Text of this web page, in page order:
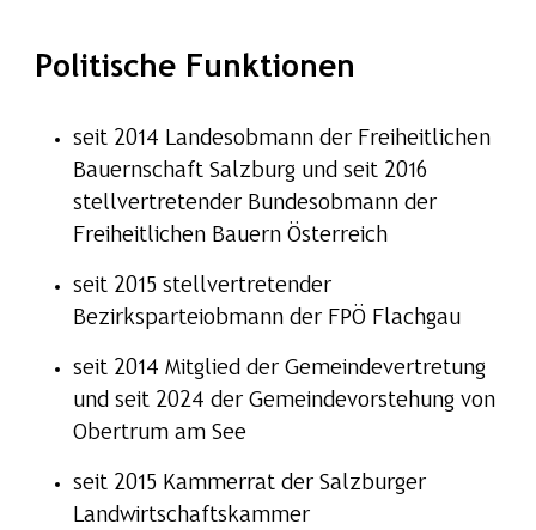
Politische Funktionen
seit 2014 Landesobmann der Freiheitlichen
Bauernschaft Salzburg und seit 2016
stellvertretender Bundesobmann der
Freiheitlichen Bauern Österreich
seit 2015 stellvertretender
Bezirksparteiobmann der FPÖ Flachgau
seit 2014 Mitglied der Gemeindevertretung
und seit 2024 der Gemeindevorstehung von
Obertrum am See
seit 2015 Kammerrat der Salzburger
Landwirtschaftskammer